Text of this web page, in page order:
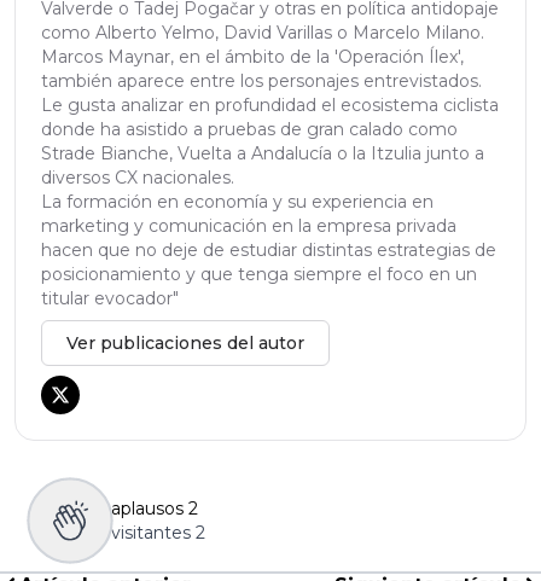
Valverde o Tadej Pogačar y otras en política antidopaje
como Alberto Yelmo, David Varillas o Marcelo Milano.
Marcos Maynar, en el ámbito de la 'Operación Ílex',
también aparece entre los personajes entrevistados.
Le gusta analizar en profundidad el ecosistema ciclista
donde ha asistido a pruebas de gran calado como
Strade Bianche, Vuelta a Andalucía o la Itzulia junto a
diversos CX nacionales.
La formación en economía y su experiencia en
marketing y comunicación en la empresa privada
hacen que no deje de estudiar distintas estrategias de
posicionamiento y que tenga siempre el foco en un
titular evocador"
Ver publicaciones del autor
aplausos 2
visitantes 2